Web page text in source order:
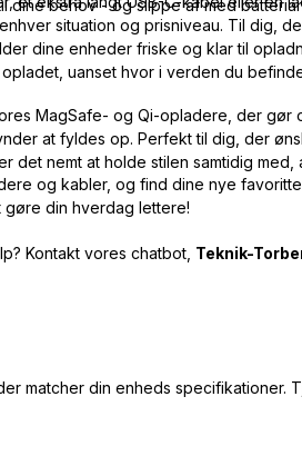
dine behov - og slippe af med
situation og prisniveau. Til dig,
dine enheder friske og klar til
uanset hvor i verden du
MagSafe- og Qi-opladere, der gør
at fyldes op. Perfekt til dig, der
det nemt at holde stilen samtidig med,
og kabler, og find dine nye
din hverdag lettere!
Kontakt vores chatbot, Teknik-
matcher din enheds specifikationer.